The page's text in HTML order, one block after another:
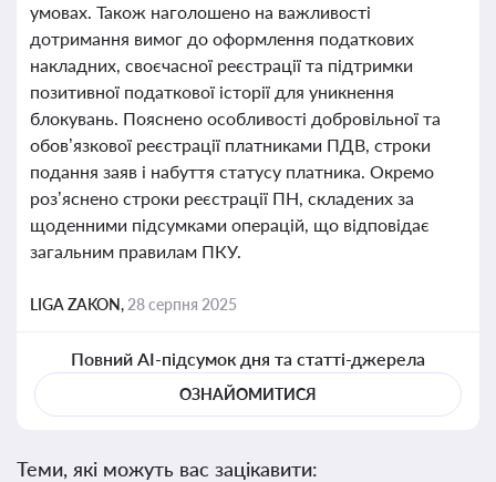
умовах. Також наголошено на важливості
дотримання вимог до оформлення податкових
накладних, своєчасної реєстрації та підтримки
позитивної податкової історії для уникнення
блокувань. Пояснено особливості добровільної та
обов’язкової реєстрації платниками ПДВ, строки
подання заяв і набуття статусу платника. Окремо
роз’яснено строки реєстрації ПН, складених за
щоденними підсумками операцій, що відповідає
загальним правилам ПКУ.
LIGA ZAKON, 28 серпня 2025
Повний AI-підсумок дня та статті-джерела
ОЗНАЙОМИТИСЯ
Теми, які можуть вас зацікавити: